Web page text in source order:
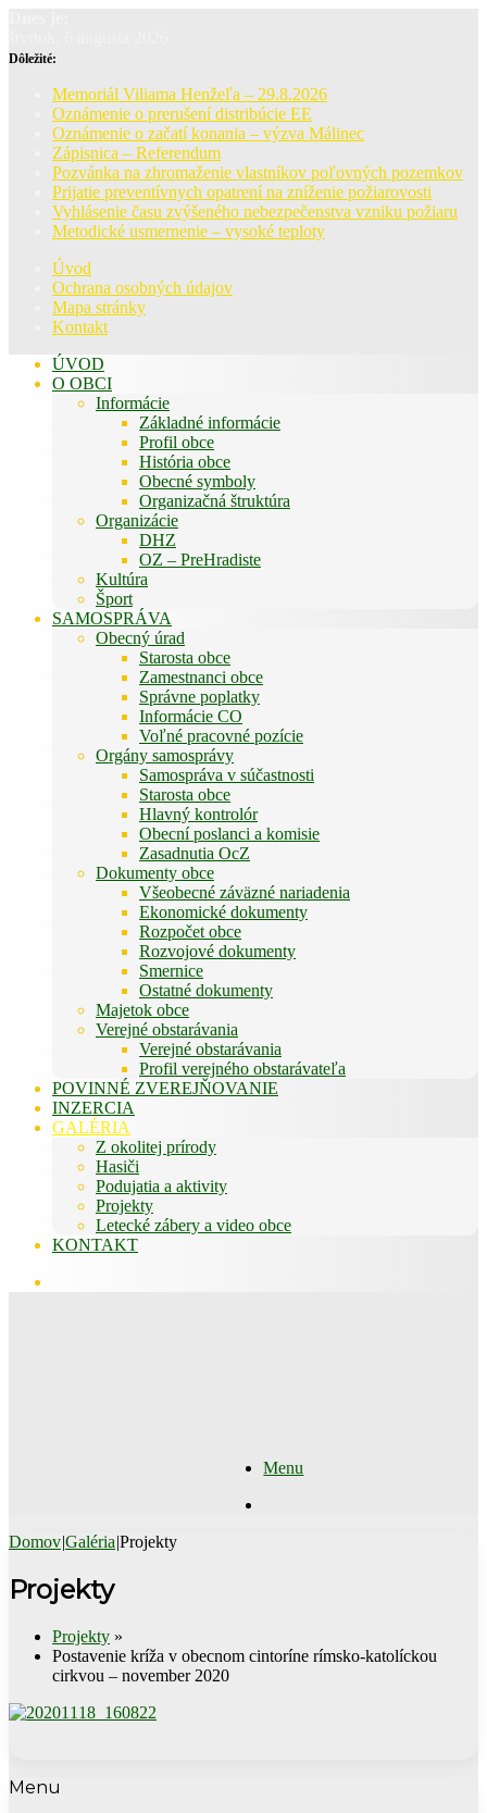
Dôležité:
Memoriál Viliama Henžeľa – 29.8.2026
Oznámenie o prerušení distribúcie EE
Oznámenie o začatí konania – výzva Málinec
Zápisnica – Referendum
Pozvánka na zhromaženie vlastníkov poľovných pozemkov
Prijatie preventívnych opatrení na zníženie požiarovosti
Vyhlásenie času zvýšeného nebezpečenstva vzniku požiaru
Metodické usmernenie – vysoké teploty
Úvod
Ochrana osobných údajov
Mapa stránky
Kontakt
ÚVOD
O OBCI
Informácie
Základné informácie
Profil obce
História obce
Obecné symboly
Organizačná štruktúra
Organizácie
DHZ
OZ – PreHradiste
Kultúra
Šport
SAMOSPRÁVA
Obecný úrad
Starosta obce
Zamestnanci obce
Správne poplatky
Informácie CO
Voľné pracovné pozície
Orgány samosprávy
Samospráva v súčastnosti
Starosta obce
Hlavný kontrolór
Obecní poslanci a komisie
Zasadnutia OcZ
Dokumenty obce
Všeobecné záväzné nariadenia
Ekonomické dokumenty
Rozpočet obce
Rozvojové dokumenty
Smernice
Ostatné dokumenty
Majetok obce
Verejné obstarávania
Verejné obstarávania
Profil verejného obstarávateľa
POVINNÉ ZVEREJŇOVANIE
INZERCIA
GALÉRIA
Z okolitej prírody
Hasiči
Podujatia a aktivity
Projekty
Letecké zábery a video obce
KONTAKT
Menu
Domov|Galéria|Projekty
Projekty
Projekty »
Postavenie kríža v obecnom cintoríne rímsko-katolíckou
cirkvou – november 2020
Menu